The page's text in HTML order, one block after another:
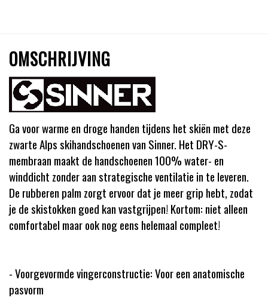
OMSCHRIJVING
Ga voor warme en droge handen tijdens het skiën met deze
zwarte Alps skihandschoenen van Sinner. Het DRY-S-
membraan maakt de handschoenen 100% water- en
winddicht zonder aan strategische ventilatie in te leveren.
De rubberen palm zorgt ervoor dat je meer grip hebt, zodat
je de skistokken goed kan vastgrijpen! Kortom: niet alleen
comfortabel maar ook nog eens helemaal compleet!
- Voorgevormde vingerconstructie: Voor een anatomische
pasvorm